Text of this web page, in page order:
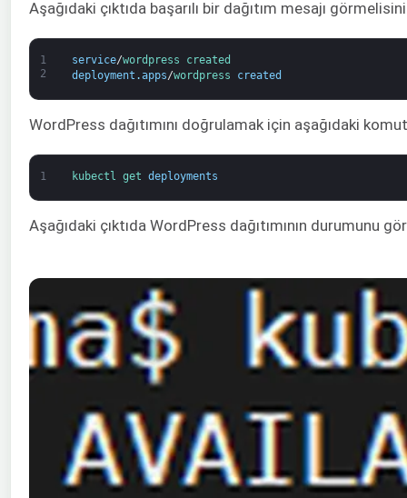
Aşağıdaki çıktıda başarılı bir dağıtım mesajı
1
2
service/wordpress
created
deployment .apps/wordpress created
WordPress dağıtımını doğrulamak için aşağıdaki
1 kubectl get deployments
Aşağıdaki çıktıda WordPress dağıtımının durumunu